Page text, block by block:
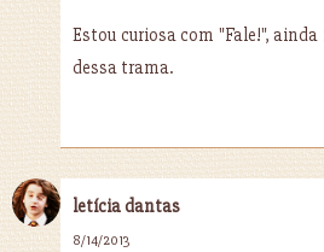
Estou curiosa com "Fale!",
dessa trama.
letícia dantas
8/14/2013